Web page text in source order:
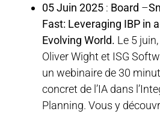
05 Juin 2025 : Board –
Fast: Leveraging IBP in
Evolving World. Le 5
Oliver Wight et ISG
un webinaire de 30
concret de l’IA dans
Planning. Vous y